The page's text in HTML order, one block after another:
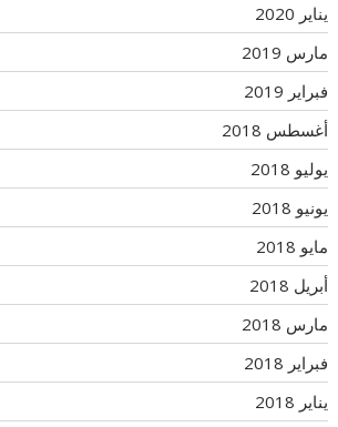
يناير 2020
مارس 2019
فبراير 2019
أغسطس 2018
يوليو 2018
يونيو 2018
مايو 2018
أبريل 2018
مارس 2018
فبراير 2018
يناير 2018